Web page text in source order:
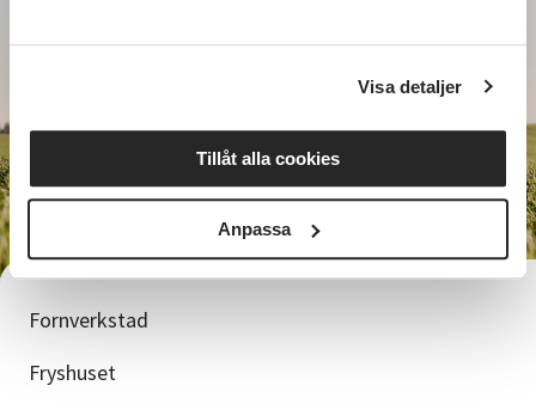
Visa detaljer
Tillåt alla cookies
Anpassa
Fornverkstad
Fryshuset